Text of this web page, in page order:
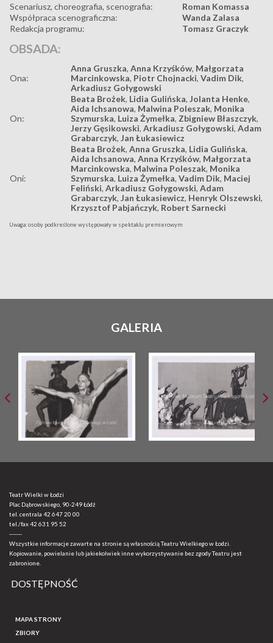
Scenariusz, choreografia, scenografia:
Roman Komassa
Współpraca scenograficzna:
Wanda Zalasa
Redakcja programu:
Tomasz Graczyk
OBSADA:
Ona:
Anna Gruszka, Anna Krzyśków, Małgorzata
Marcinkowska, Piotr Chojnacki, Vadim Dik,
Arkadiusz Gołygowski
On:
Beata Brożek, Lidia Gulińska, Jolanta Henke,
Aida Ichsanowa, Malwina Poleszak, Monika
Szymurska, Luiza Żymełka, Zbigniew Błaszczyk,
Jerzy Gęsikowski, Arkadiusz Gołygowski, Adam
Grabarczyk, Jan Łukasiewicz
Oni:
Beata Brożek, Anna Gruszka, Lidia Gulińska,
Aida Ichsanowa, Anna Krzyśków, Małgorzata
Marcinkowska, Malwina Poleszak, Monika
Szymurska, Luiza Żymełka, Vadim Dik, Maciej
Feliński, Arkadiusz Gołygowski, Adam
Grabarczyk, Jan Łukasiewicz, Henryk Olszewski,
Krzysztof Pabjańczyk, Robert Sarnecki
Uwaga: osoby podkreślone występowały w spektaklu premierowym
GALERIA
Teatr Wielki w Łodzi
Plac Dąbrowskiego, 90-249 Łódź
tel. centrala 42 647 20 00
tel./fax42 631 95 52
-------
Wszystkie informacje zawarte na stronie są własnością Teatru Wielkiego w Łodzi.
Kopiowanie, powielanie lub jakiekolwiek inne wykorzystywanie bez zgody Teatru jest
zabronione.
DOSTĘPNOŚĆ
MAPA STRONY
ZBIORY